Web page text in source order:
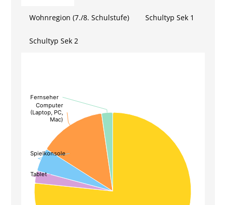
Wohnregion (7./8. Schulstufe) Schultyp Sek 1
Schultyp Sek 2
Chart
Pie chart with 5 slices.
Tablet
Tablet
Spielkonsole
Spielkonsole
Computer
(Laptop, PC,
Mac)
Computer
(Laptop, PC,
Mac)
Fernseher
Fernseher